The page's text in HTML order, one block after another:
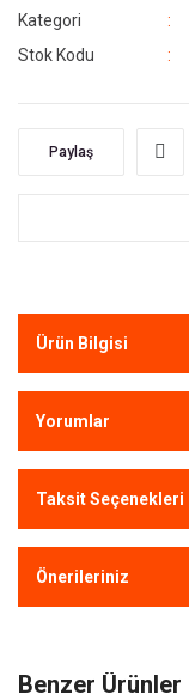
Kategori
Stok Kodu
Paylaş
Ürün Bilgisi
Yorumlar
Taksit Seçenekleri
Önerileriniz
Benzer Ürünler